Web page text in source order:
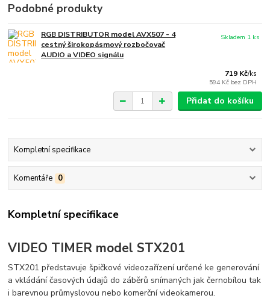
Podobné produkty
RGB DISTRIBUTOR model AVX507 - 4
cestný širokopásmový rozbočovač
AUDIO a VIDEO signálu
719 Kč/ks
594 Kč bez DPH
Skladem 1 ks
Přidat do košíku
Kompletní specifikace
Komentáře 0
Kompletní specifikace
VIDEO TIMER model STX201
STX201 představuje špičkové videozařízení určené ke generování
a vkládání časových údajů do záběrů snímaných jak černobílou tak
i barevnou průmyslovou nebo komerční videokamerou.